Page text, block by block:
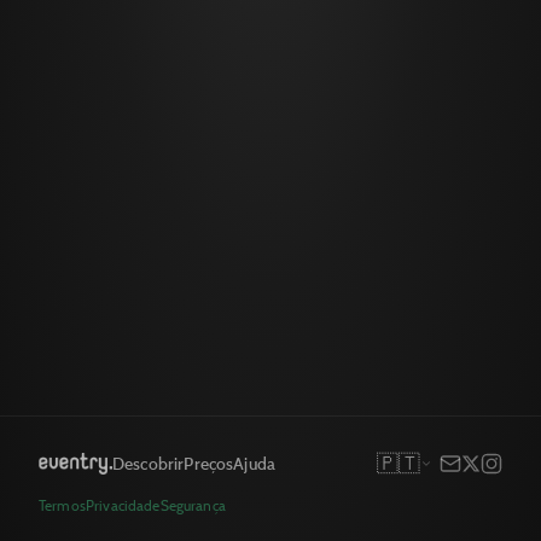
DescobrirPreçosAjuda 🇵🇹
TermosPrivacidadeSegurança